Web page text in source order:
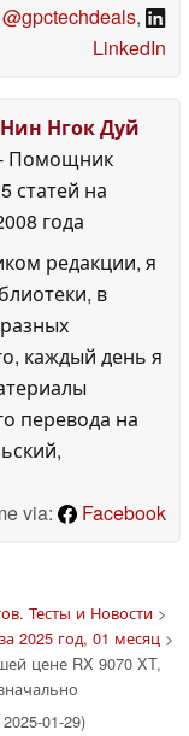
@gpctechdeals,
LinkedIn
Нин Нгок Дуй
Помощник
статей на
года
редакции, я
в
каждый день я
перевода на
via:
Facebook
Тесты и Новости>
2025 год, 01 месяц >
цене RX 9070 XT,
01-29)